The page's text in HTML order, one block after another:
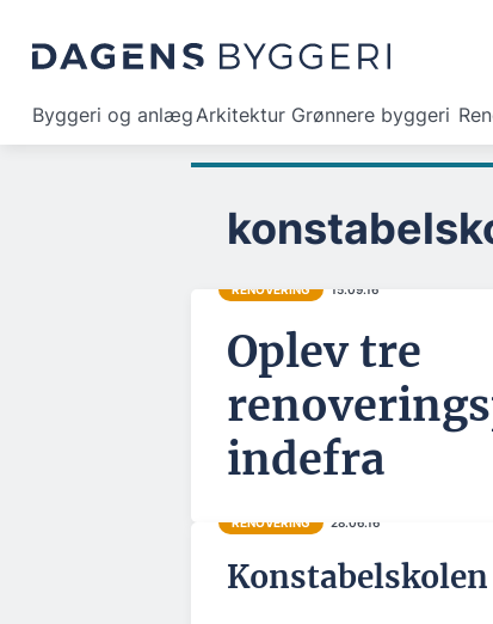
Byggeri og anlægArkitektur Grønnere byggeri
RENOVERING 15.09.16
Oplev tre
indefra
RENOVERING 28.06.16